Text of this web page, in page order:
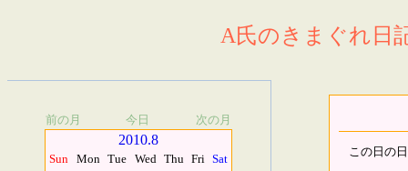
A氏のきまぐれ日
前の月 今日 次の月
2010.8
Sun Mon Tue Wed Thu Fri Sat
この日の